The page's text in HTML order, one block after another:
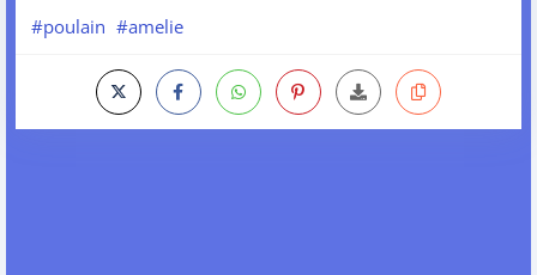
#poulain #amelie